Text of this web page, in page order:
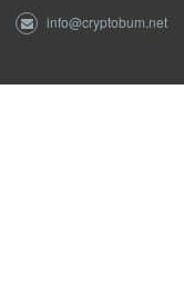
info@cryptobum.net